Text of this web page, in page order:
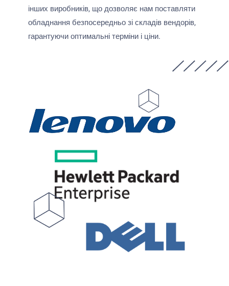
інших виробників, що дозволяє нам поставляти
обладнання безпосередньо зі складів вендорів,
гарантуючи оптимальні терміни і ціни.